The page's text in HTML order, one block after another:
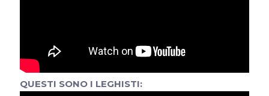
QUESTI SONO I LEGHISTI: